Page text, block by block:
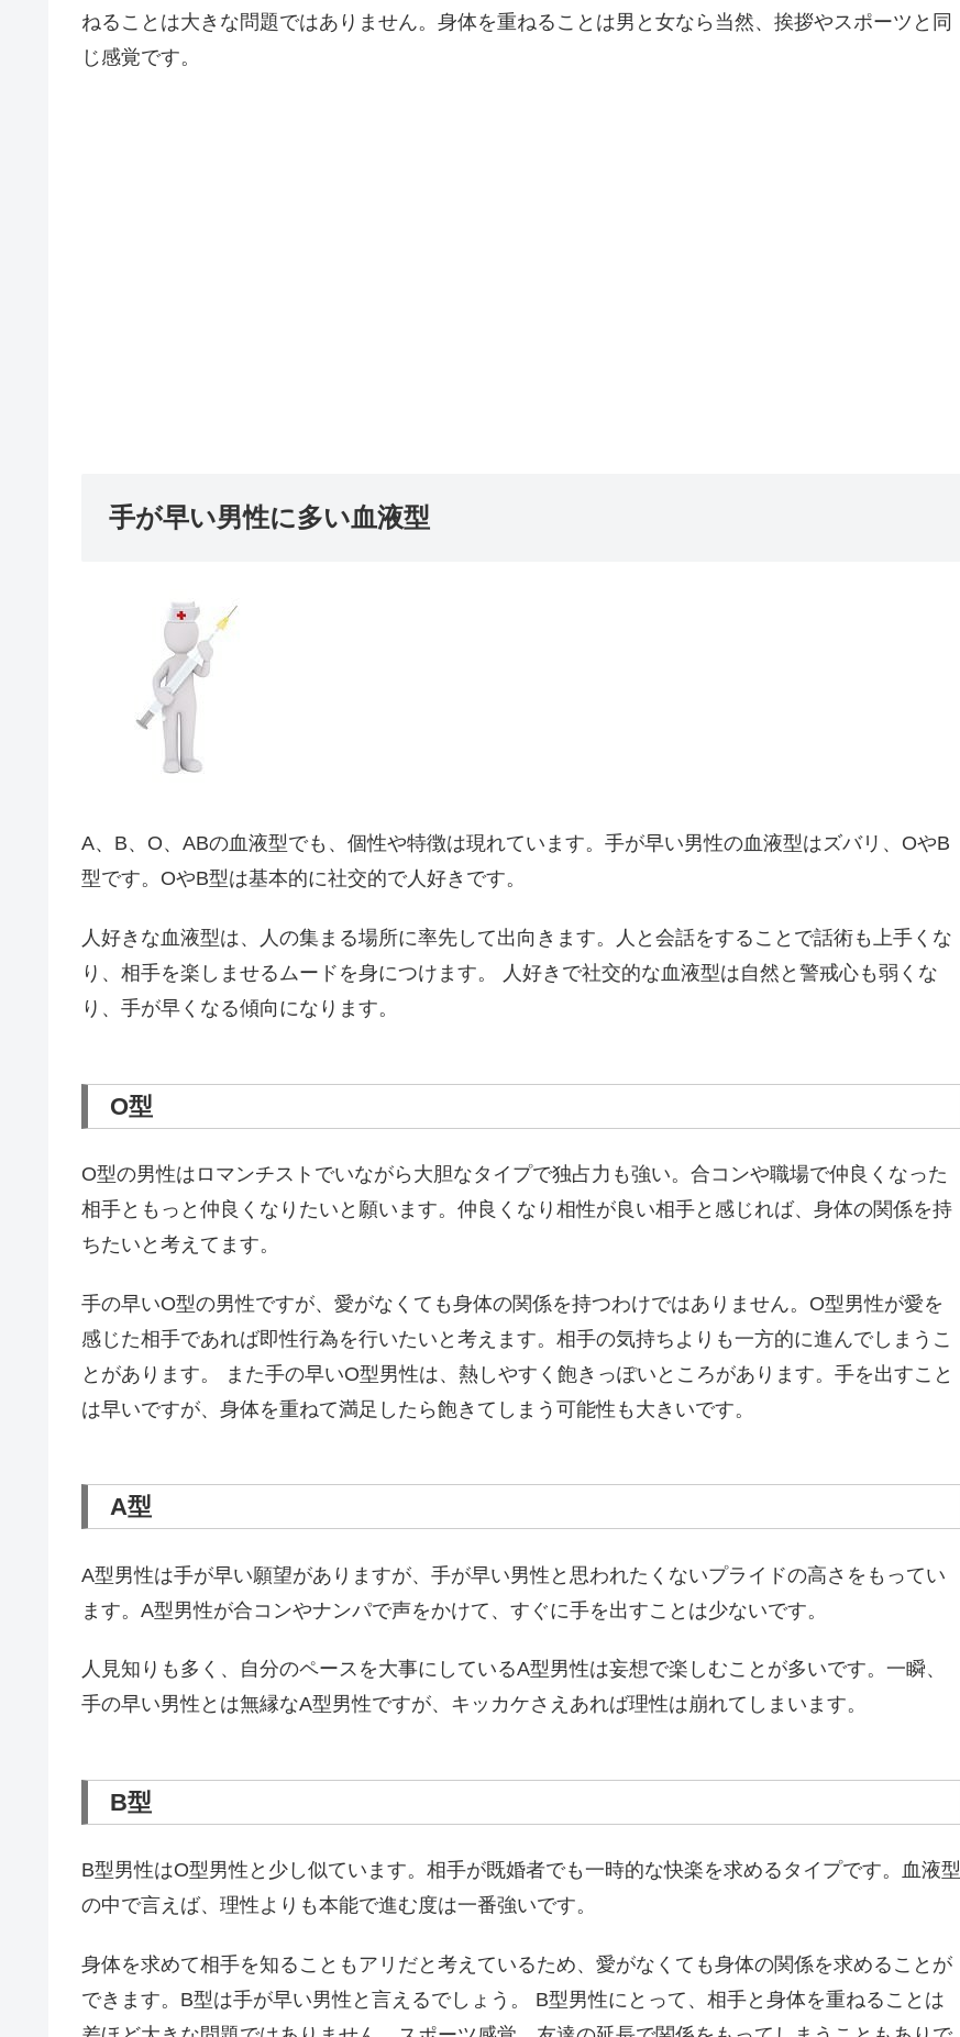
ねることは大きな問題ではありません。身体を重ねることは男と女なら当然、挨拶やスポーツと同
じ感覚です。
手が早い男性に多い血液型
A、B、O、ABの血液型でも、個性や特徴は現れています。手が早い男性の血液型はズバリ、OやB
型です。OやB型は基本的に社交的で人好きです。
人好きな血液型は、人の集まる場所に率先して出向きます。人と会話をすることで話術も上手くな
り、相手を楽しませるムードを身につけます。 人好きで社交的な血液型は自然と警戒心も弱くな
り、手が早くなる傾向になります。
O型
O型の男性はロマンチストでいながら大胆なタイプで独占力も強い。合コンや職場で仲良くなった
相手ともっと仲良くなりたいと願います。仲良くなり相性が良い相手と感じれば、身体の関係を持
ちたいと考えてます。
手の早いO型の男性ですが、愛がなくても身体の関係を持つわけではありません。O型男性が愛を
感じた相手であれば即性行為を行いたいと考えます。相手の気持ちよりも一方的に進んでしまうこ
とがあります。 また手の早いO型男性は、熱しやすく飽きっぽいところがあります。手を出すこと
は早いですが、身体を重ねて満足したら飽きてしまう可能性も大きいです。
A型
A型男性は手が早い願望がありますが、手が早い男性と思われたくないプライドの高さをもってい
ます。A型男性が合コンやナンパで声をかけて、すぐに手を出すことは少ないです。
人見知りも多く、自分のペースを大事にしているA型男性は妄想で楽しむことが多いです。一瞬、
手の早い男性とは無縁なA型男性ですが、キッカケさえあれば理性は崩れてしまいます。
B型
B型男性はO型男性と少し似ています。相手が既婚者でも一時的な快楽を求めるタイプです。血液型
の中で言えば、理性よりも本能で進む度は一番強いです。
身体を求めて相手を知ることもアリだと考えているため、愛がなくても身体の関係を求めることが
できます。B型は手が早い男性と言えるでしょう。 B型男性にとって、相手と身体を重ねることは